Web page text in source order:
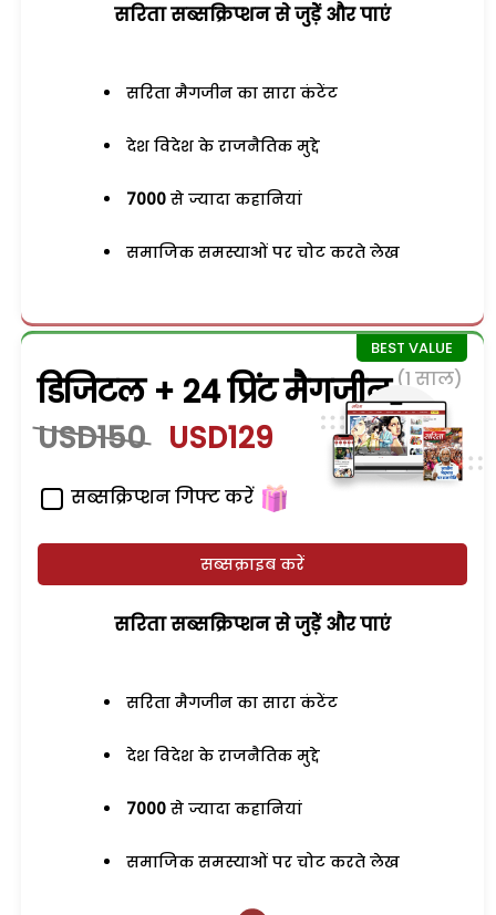
सरिता सब्सक्रिप्शन से जुड़ेें और पाएं
सरिता मैगजीन का सारा कंटेंट
देश विदेश के राजनैतिक मुद्दे
7000 से ज्यादा कहानियां
समाजिक समस्याओं पर चोट करते लेख
डिजिटल + 24 प्रिंट मैगजीन (1 साल)
USD150 USD129
सब्सक्रिप्शन गिफ्ट करें
सब्सक्राइब करें
सरिता सब्सक्रिप्शन से जुड़ेें और पाएं
सरिता मैगजीन का सारा कंटेंट
देश विदेश के राजनैतिक मुद्दे
7000 से ज्यादा कहानियां
समाजिक समस्याओं पर चोट करते लेख